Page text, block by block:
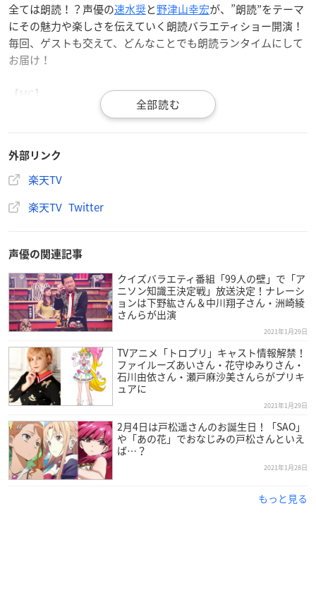
全ては朗読！？声優の速水奨と野津山幸宏が、”朗読”をテーマ
にその魅力や楽しさを伝えていく朗読バラエティショー開演！
毎回、ゲストも交えて、どんなことでも朗読ランタイムにして
お届け！
【MC】
速水奨、野津山幸宏
「Rakuten TV声優チャンネル」にて毎月第4金曜日更新
楽天TV声優チャンネル（月額550円）に加入で見放題となりま
外部リンク
楽天TV
楽天TV Twitter
声優の関連記事
クイズバラエティ番組「99人の壁」で「ア
ニソン知識王決定戦」放送決定！ナレーシ
ョンは下野紘さん＆中川翔子さん・洲崎綾
さんらが出演
2021年1月29日
TVアニメ「トロプリ」キャスト情報解禁！
ファイルーズあいさん・花守ゆみりさん・
石川由依さん・瀬戸麻沙美さんらがプリキ
ュアに
2021年1月29日
2月4日は戸松遥さんのお誕生日！「SAO」
や「あの花」でおなじみの戸松さんといえ
ば…？
2021年1月28日
もっと見る